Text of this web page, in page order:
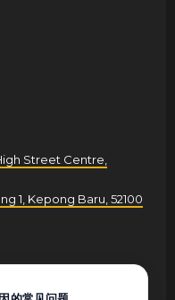
Street Centre,
1, Kepong Baru, 52100